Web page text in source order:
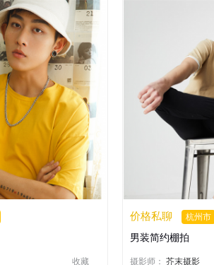
收藏
价格私聊 杭州市
男装简约棚拍
摄影师： 芥末摄影